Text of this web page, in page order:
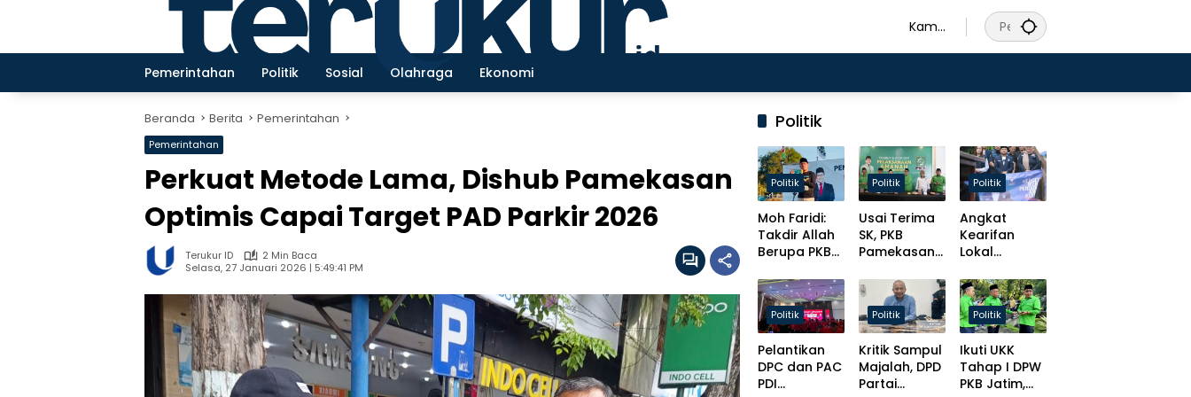
Kamis
Pemerintahan Politik Sosial Olahraga Ekonomi
Beranda Berita Pemerintahan
Pemerintahan
Perkuat Metode Lama, Dishub Pamekasan
Optimis Capai Target PAD Parkir 2026
Terukur ID
2 Min Baca
Selasa, 27 Januari 2026 | 5:49:41 PM
Politik
Politik
Moh Faridi:
Takdir Allah
Berupa PKB
Dirawat
Lewat
Kaderisasi
dan Kursi
Parlemen!
Politik
Usai Terima
SK, PKB
Pamekasan
Target Solid
Hingga Desa
Politik
Angkat
Kearifan
Lokal
Slamet
Ariyadi
Bulatkan
Tekat Daftar
Caketum BM
PAN
Politik
Pelantikan
DPC dan PAC
PDI
Politik
Kritik Sampul
Majalah, DPD
Partai
Politik
Ikuti UKK
Tahap I DPW
PKB Jatim,